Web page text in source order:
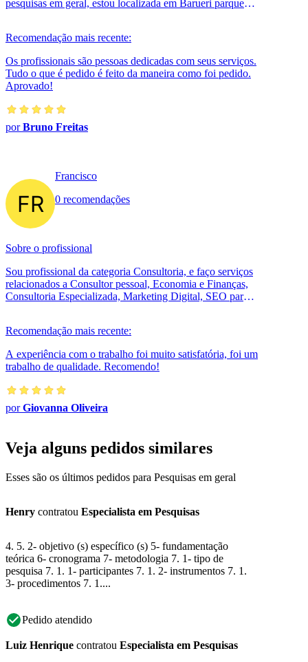
pesquisas em geral, estou localizada em Barueri parque
Recomendação mais recente:
Os profissionais são pessoas dedicadas com seus serviços.
Tudo o que é pedido é feito da maneira como foi pedido.
Aprovado!
porBruno Freitas
Francisco
0 recomendações
Sobre o profissional
Sou profissional da categoria Consultoria, e faço serviços
relacionados a Consultor pessoal, Economia e Finanças,
Consultoria Especializada, Marketing Digital, SEO para
Recomendação mais recente:
A experiência com o trabalho foi muito satisfatória, foi um
trabalho de qualidade. Recomendo!
porGiovanna Oliveira
Veja alguns pedidos similares
Esses são os últimos pedidos para Pesquisas em geral
Henry contratou Especialista em Pesquisas
4. 5. 2- objetivo (s) específico (s) 5- fundamentação
teórica 6- cronograma 7- metodologia 7. 1- tipo de
pesquisa 7. 1. 1- participantes 7. 1. 2- instrumentos 7. 1.
3- procedimentos 7. 1....
Pedido atendido
Luiz Henrique contratou Especialista em Pesquisas